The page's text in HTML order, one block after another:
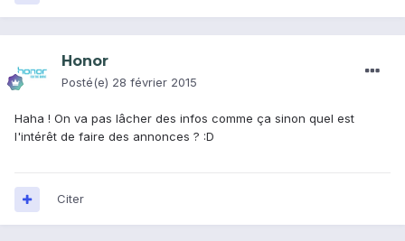
Honor
Posté(e) 28 février 2015
Haha ! On va pas lâcher des infos comme ça sinon quel est
l'intérêt de faire des annonces ? :D
Citer